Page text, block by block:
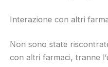
Interazione con altri
Non sono state
con altri farmaci, tranne